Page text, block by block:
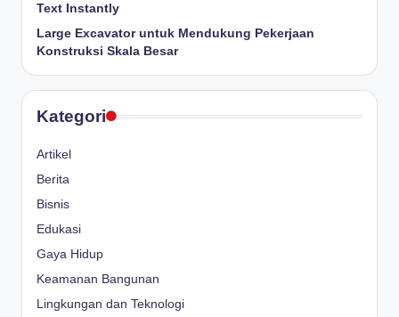
Text Instantly
Large Excavator untuk Mendukung Pekerjaan
Konstruksi Skala Besar
Kategori
Artikel
Berita
Bisnis
Edukasi
Gaya Hidup
Keamanan Bangunan
Lingkungan dan Teknologi